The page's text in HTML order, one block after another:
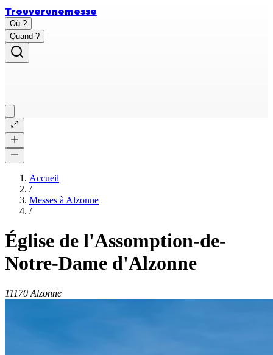
Trouverunemesse
Où ?
Quand ?
Accueil
/
Messes à Alzonne
/
Église de l'Assomption-de-
Notre-Dame d'Alzonne
11170 Alzonne